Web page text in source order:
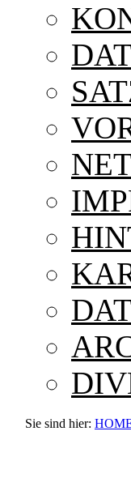
Sie sind hier: